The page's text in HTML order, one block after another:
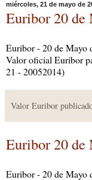
miércoles, 21 de mayo de
Euribor 20 de
Euribor - 20 de Mayo
Valor oficial Euribor
21 - 20052014)
Valor Euribor
Euribor 20 de
Euribor - 20 de Mayo